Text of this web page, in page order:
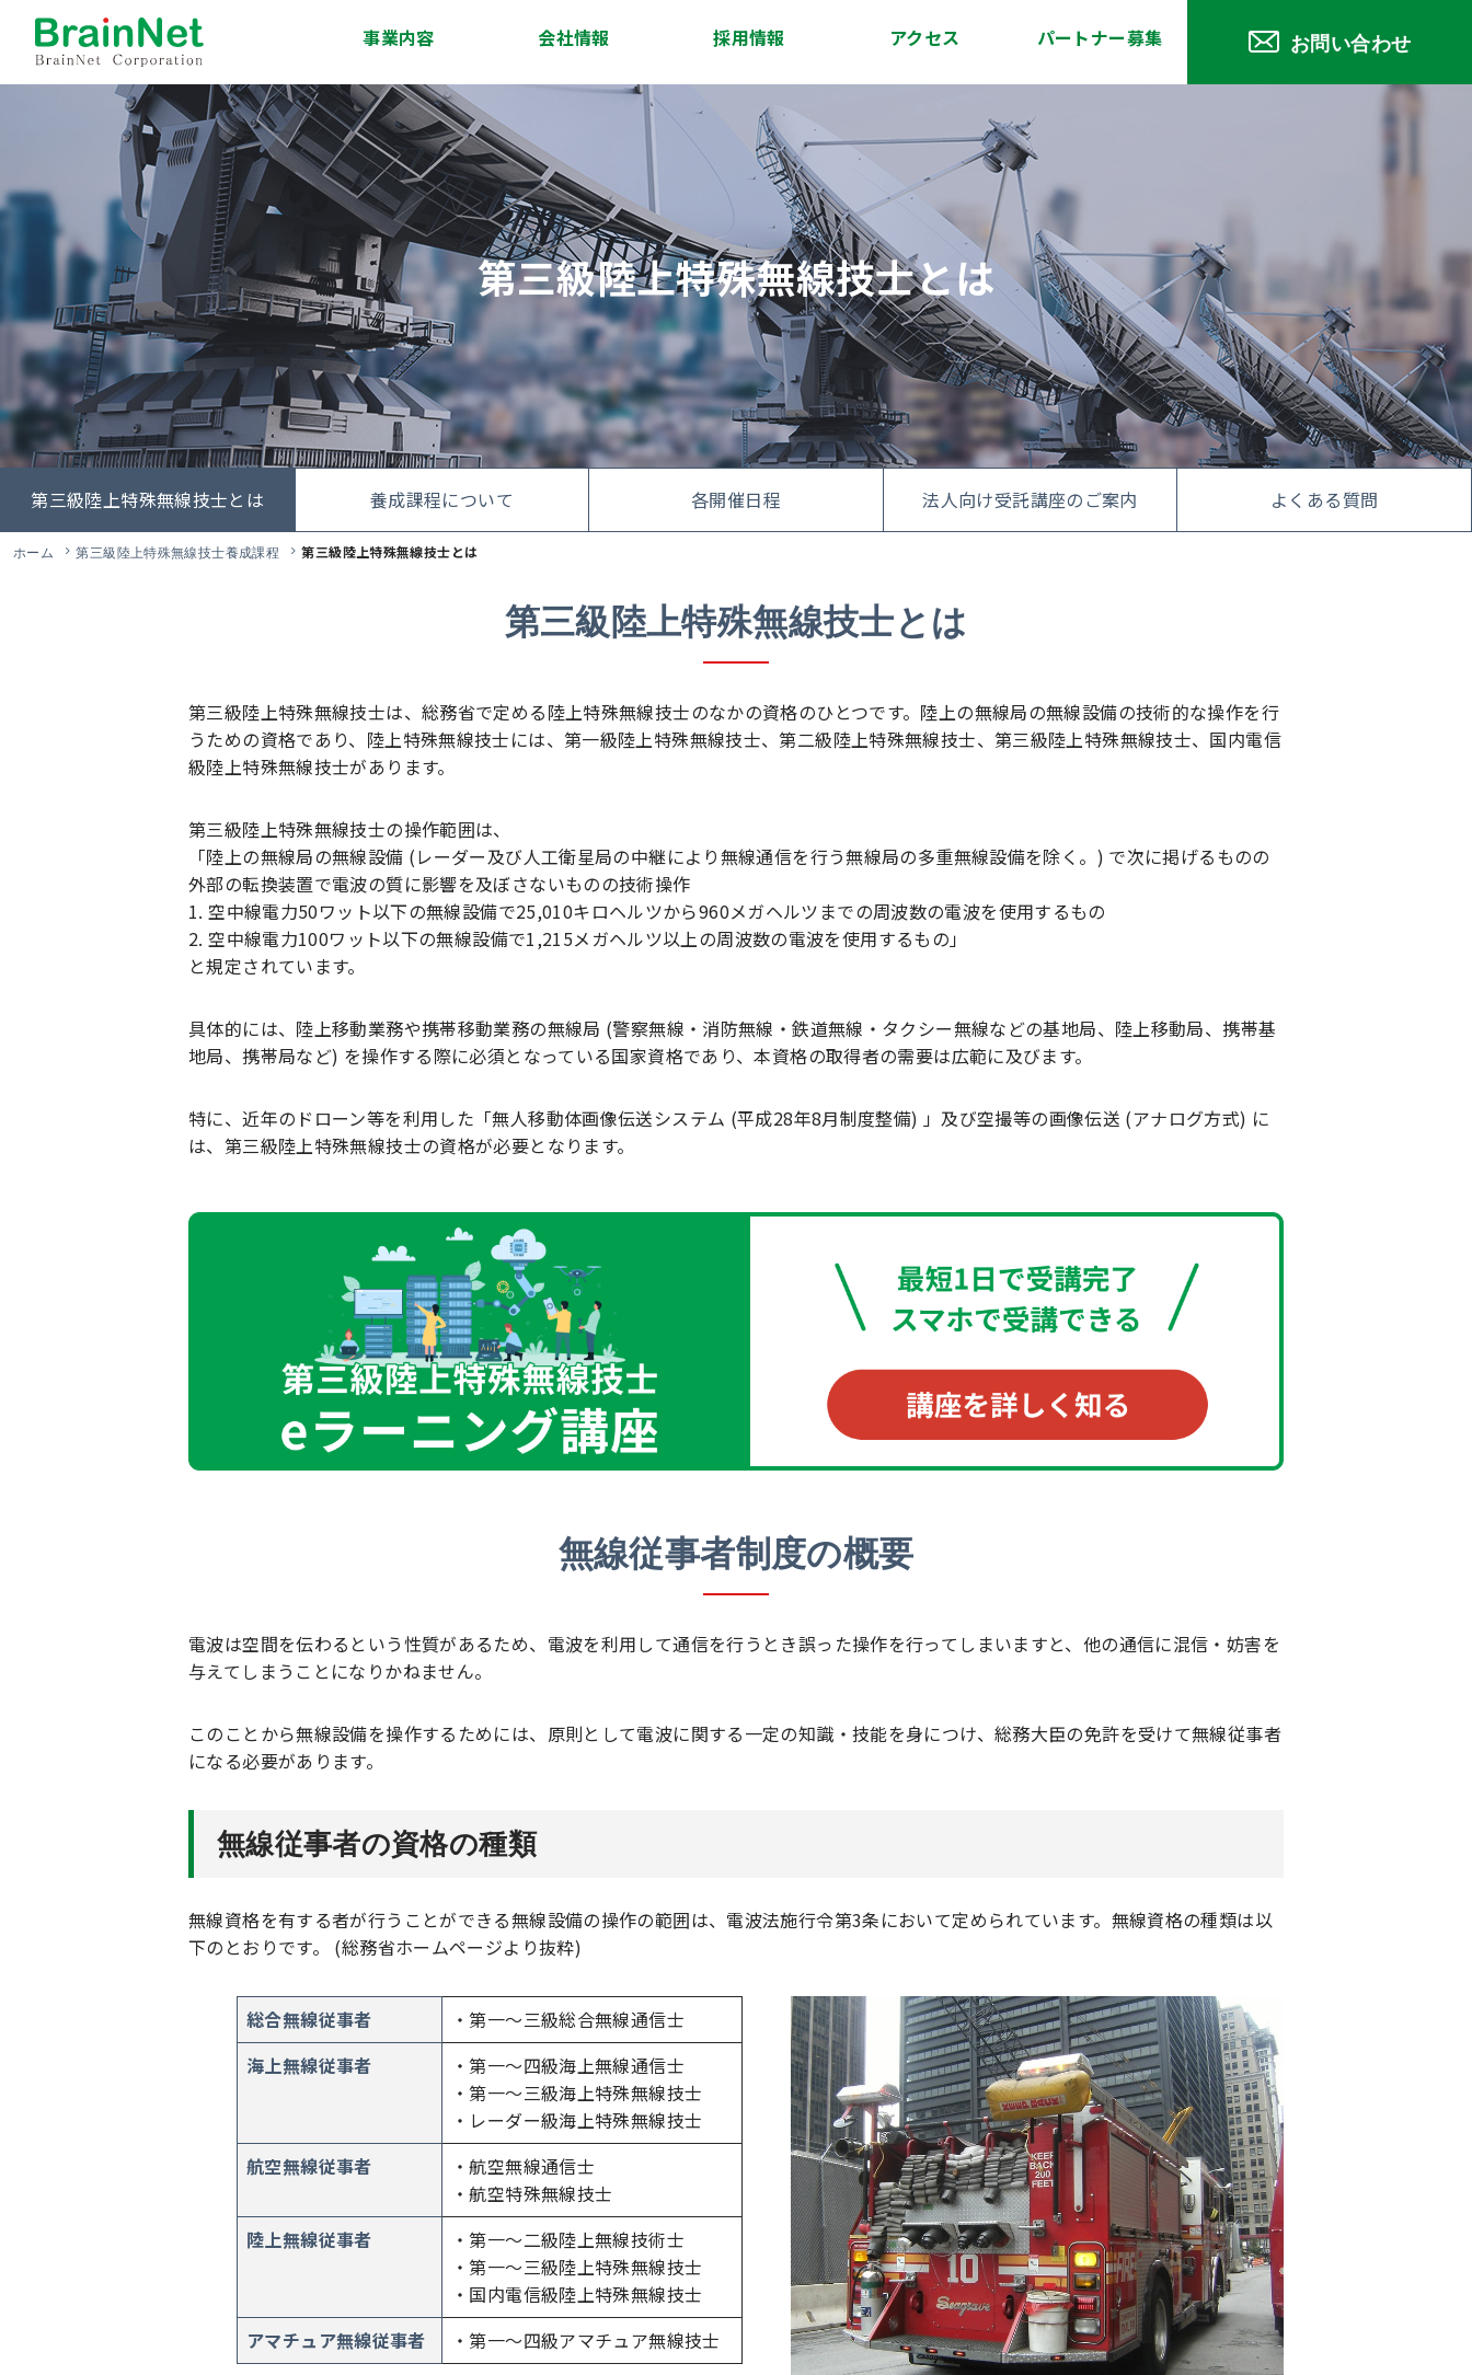
事業内容
システム開発事業
インフラサービス事
業
移動体通信事業
エンジニア派遣・人
材紹介事業
技術研修事業
ソリューション事業
会社情報 採用情報 アクセス パートナー募集 お問い合わせ
第三級陸上特殊無線技士とは
第三級陸上特殊無線技士とは 養成課程について 各開催日程 法人向け受託講座のご案内 よくある質問
ホーム 第三級陸上特殊無線技士養成課程 第三級陸上特殊無線技士とは
第三級陸上特殊無線技士とは
第三級陸上特殊無線技士は、総務省で定める陸上特殊無線技士のなかの資格のひとつです。陸上の無線局の無線設備の技術的な操作を行
うための資格であり、陸上特殊無線技士には、第一級陸上特殊無線技士、第二級陸上特殊無線技士、第三級陸上特殊無線技士、国内電信
級陸上特殊無線技士があります。
第三級陸上特殊無線技士の操作範囲は、
「陸上の無線局の無線設備 (レーダー及び人工衛星局の中継により無線通信を行う無線局の多重無線設備を除く。) で次に掲げるものの
外部の転換装置で電波の質に影響を及ぼさないものの技術操作
1. 空中線電力50ワット以下の無線設備で25,010キロヘルツから960メガヘルツまでの周波数の電波を使用するもの
2. 空中線電力100ワット以下の無線設備で1,215メガヘルツ以上の周波数の電波を使用するもの」
と規定されています。
具体的には、陸上移動業務や携帯移動業務の無線局 (警察無線・消防無線・鉄道無線・タクシー無線などの基地局、陸上移動局、携帯基
地局、携帯局など) を操作する際に必須となっている国家資格であり、本資格の取得者の需要は広範に及びます。
特に、近年のドローン等を利用した「無人移動体画像伝送システム (平成28年8月制度整備) 」及び空撮等の画像伝送 (アナログ方式) に
は、第三級陸上特殊無線技士の資格が必要となります。
無線従事者制度の概要
電波は空間を伝わるという性質があるため、電波を利用して通信を行うとき誤った操作を行ってしまいますと、他の通信に混信・妨害を
与えてしまうことになりかねません。
このことから無線設備を操作するためには、原則として電波に関する一定の知識・技能を身につけ、総務大臣の免許を受けて無線従事者
になる必要があります。
無線従事者の資格の種類
無線資格を有する者が行うことができる無線設備の操作の範囲は、電波法施行令第3条において定められています。無線資格の種類は以
下のとおりです。 (総務省ホームページより抜粋)
総合無線従事者
・第一～三級総合無線通信士
海上無線従事者
・第一～四級海上無線通信士
・第一～三級海上特殊無線技士
・レーダー級海上特殊無線技士
航空無線従事者
・航空無線通信士
・航空特殊無線技士
陸上無線従事者
・第一～二級陸上無線技術士
・第一～三級陸上特殊無線技士
・国内電信級陸上特殊無線技士
アマチュア無線従事者
・第一～四級アマチュア無線技士